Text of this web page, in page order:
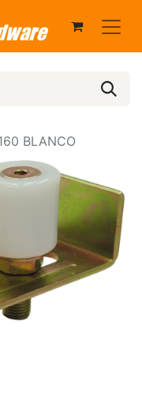
BLANCO